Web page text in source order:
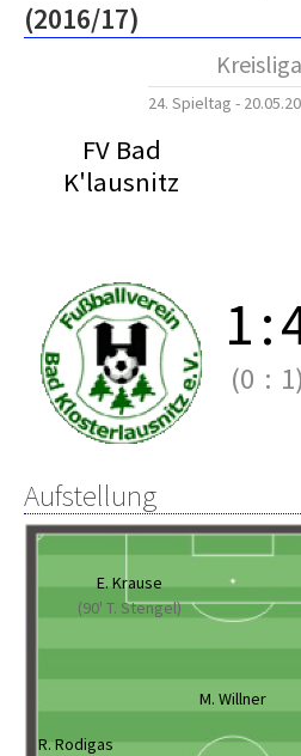
(2016/17)
24. Spieltag -
FV Bad
K'lausnitz
1:
(0 : 1)
Aufstellung
E. Krause
(90' T. Stengel)
M. Willner
R. Rodigas